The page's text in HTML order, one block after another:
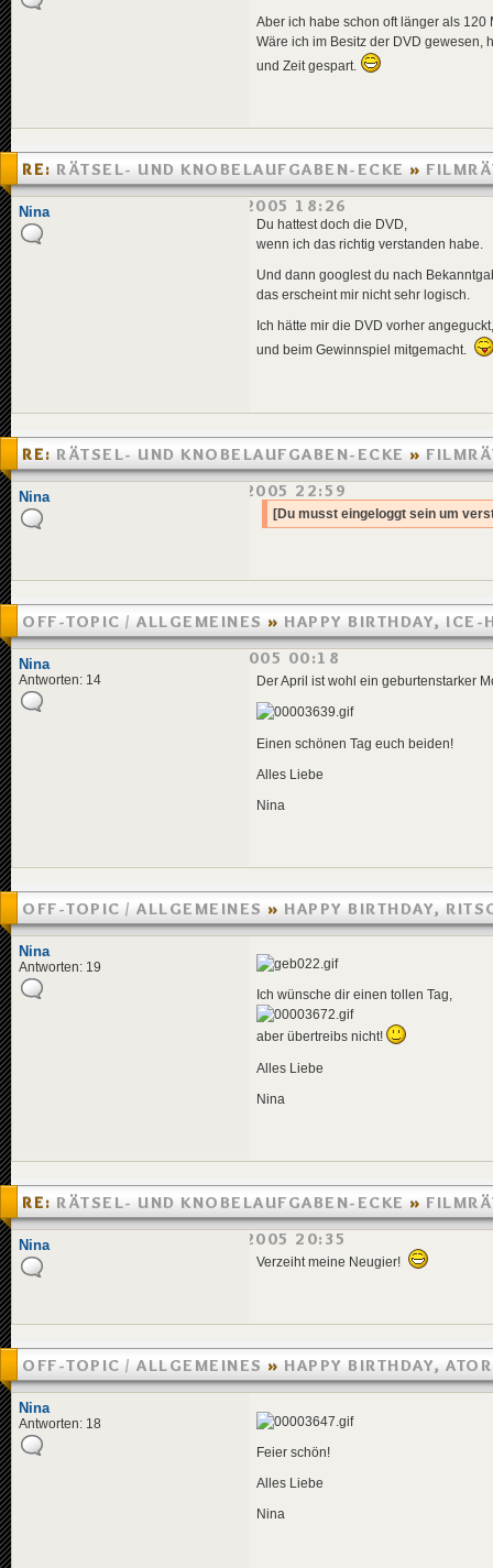
Aber ich habe schon oft länger als
Wäre ich im Besitz der DVD gewesen,
und Zeit gespart.
RE: RÄTSEL- UND KNOBELAUFGABEN-ECKE »
PARTYSCHRECK
25.04.2005 18:26
Nina
Du hattest doch die DVD,
wenn ich das richtig verstanden habe.
Und dann googlest du nach
das erscheint mir nicht sehr logisch.
Ich hätte mir die DVD vorher angeguckt,
und beim Gewinnspiel mitgemacht.
RE: RÄTSEL- UND KNOBELAUFGABEN-ECKE »
PARTYSCHRECK
24.04.2005 22:59
Nina
[Du musst eingeloggt sein um
OFF-TOPIC / ALLGEMEINES » HAPPY BIRTHDAY, ICE-
UND FIREBLUE!
19.04.2005 00:18
Nina
Antworten: 14 Der April ist wohl ein geburtenstarker
Einen schönen Tag euch beiden!
Alles Liebe
Nina
OFF-TOPIC / ALLGEMEINES » HAPPY BIRTHDAY,
»19.04.2005 00:00
Nina
Antworten: 19
Ich wünsche dir einen tollen Tag,
aber übertreibs nicht!
Alles Liebe
Nina
RE: RÄTSEL- UND KNOBELAUFGABEN-ECKE »
PARTYSCHRECK
17.04.2005 20:35
Nina
Verzeiht meine Neugier!
OFF-TOPIC / ALLGEMEINES » HAPPY BIRTHDAY,
»14.04.2005 01:12
Nina
Antworten: 18
Feier schön!
Alles Liebe
Nina